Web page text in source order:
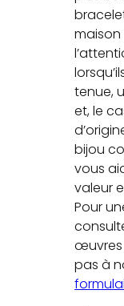
tenue,
et, le
bijou
vous
valeur
Pour
œuvres
pas à